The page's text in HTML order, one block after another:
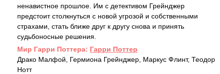
ненавистное прошлое. Им с детективом Грейнджер
предстоит столкнуться с новой угрозой и собственными
страхами, стать ближе друг к другу снова и принять
судьбоносные решения.
Mир Гарри Поттера: Гарри Поттер
Драко Малфой, Гермиона Грейнджер, Маркус Флинт, Теодор
Нотт